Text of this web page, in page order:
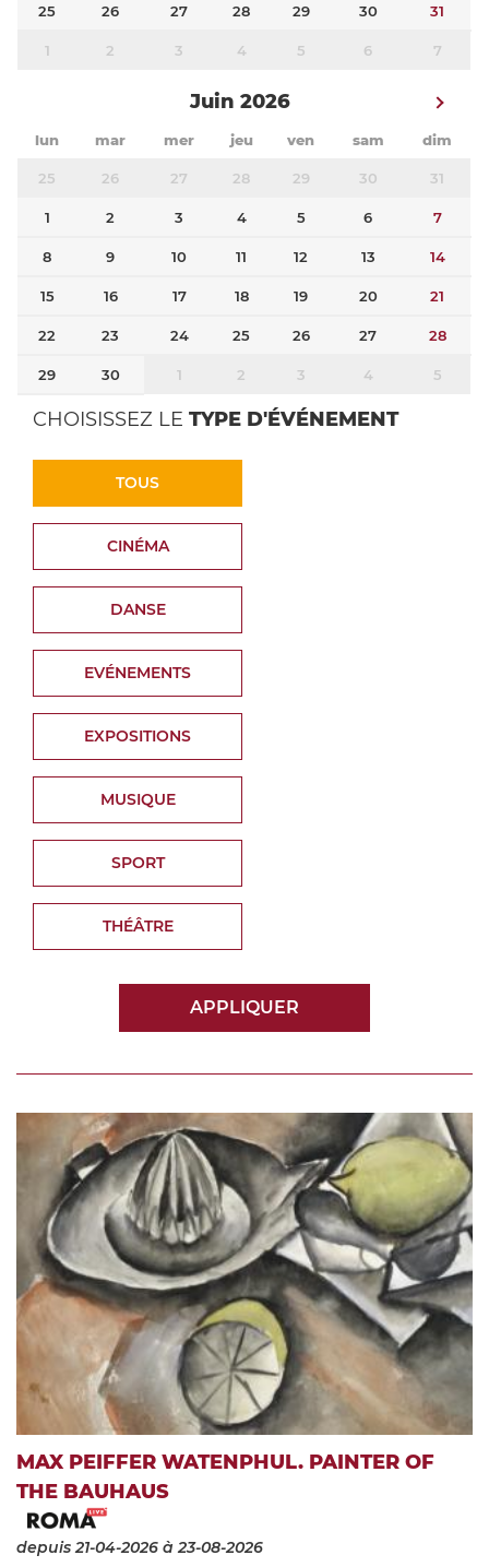
25 26 27 28 29 30 31
1 2 3 4 5 6 7
Juin 2026
lun mar mer jeu ven sam dim
25 26 27 28 29 30 31
1 2 3 4 5 6 7
8 9 10 11 12 13 14
15 16 17 18 19 20 21
22 23 24 25 26 27 28
29 30 1 2 3 4 5
CHOISISSEZ LE TYPE D'ÉVÉNEMENT
TOUS
CINÉMA
DANSE
EVÉNEMENTS
EXPOSITIONS
MUSIQUE
SPORT
THÉÂTRE
APPLIQUER
MAX PEIFFER WATENPHUL. PAINTER OF
THE BAUHAUS
depuis 21-04-2026 à 23-08-2026